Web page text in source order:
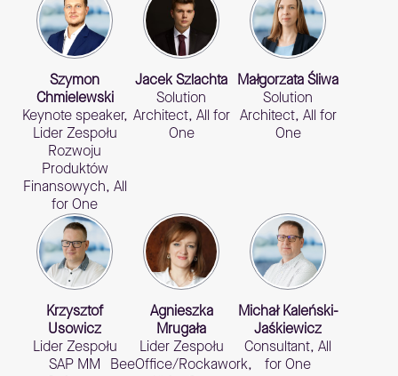
Szymon
Chmielewski
Keynote speaker,
Lider Zespołu
Rozwoju
Produktów
Finansowych, All
for One
Jacek Szlachta
Solution
Architect, All for
One
Małgorzata Śliwa
Solution
Architect, All for
One
Krzysztof
Usowicz
Lider Zespołu
SAP MM
Agnieszka
Mrugała
Lider Zespołu
BeeOffice/Rockawork,
Michał Kaleński-
Jaśkiewicz
Consultant, All
for One